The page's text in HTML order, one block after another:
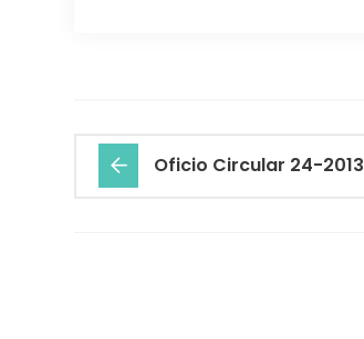
Oficio Circular 24-2013